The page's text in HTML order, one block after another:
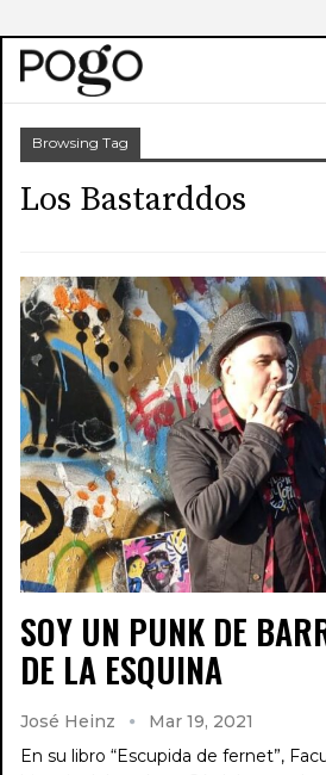
Browsing Tag
Los Bastarddos
SOY UN PUNK DE
DE LA ESQUINA
José Heinz
Mar 19, 2021
En su libro “Escupida de fernet”,